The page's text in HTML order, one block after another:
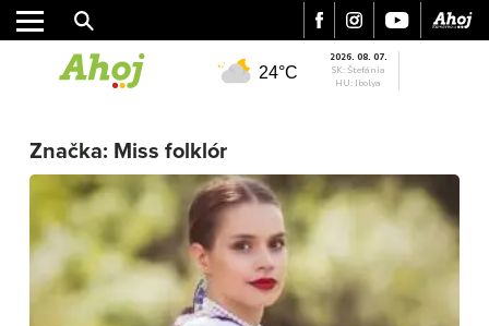
REGIÓN
ŠPORT
FOTKY
VIDEO
MIX
24°C
2026. 08. 07.
SK: Štefánia
HU: Ibolya
Značka: Miss folklór